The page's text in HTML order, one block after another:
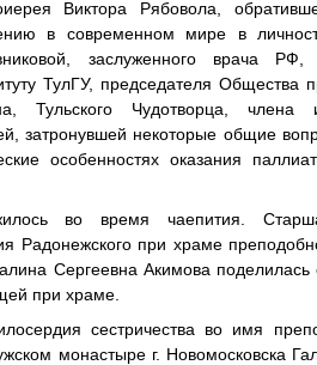
Виктора Рябовола,
в современном мире в
заслуженного врача
ТулГУ, председателя Общества
Тульского Чудотворца, члена
затронувшей некоторые общие
особенностях оказания
во время чаепития.
Радонежского при храме
Сергеевна Акимова
при храме.
сестричества во имя
монастыре г. Новомосковска